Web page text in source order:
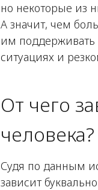
но некоторые из
А значит, чем
им
ситуациях и
От чего
человека?
Судя по данным
зависит